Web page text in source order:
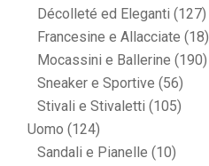
Décolleté ed Eleganti (127)
Francesine e Allacciate (18)
Mocassini e Ballerine (190)
Sneaker e Sportive (56)
Stivali e Stivaletti (105)
Uomo (124)
Sandali e Pianelle (10)